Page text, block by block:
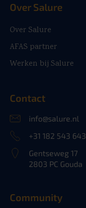
Over Salure
Over Salure
AFAS partner
Werken bij Salure
Contact
info@salure.nl
+31 182 543 643
Gentseweg 17
2803 PC Gouda
Community